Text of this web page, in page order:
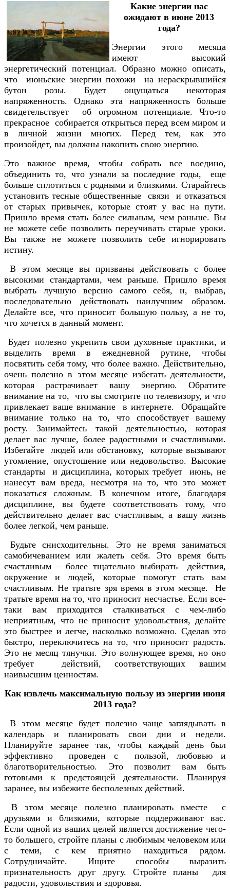
Какие энергии нас
ожидают в июне 2013
года?
Энергии этого месяца
имеют высокий
энергетический потенциал. Образно можно описать,
что июньские энергии похожи на нераскрывшийся
бутон розы. Будет ощущаться некоторая
напряженность. Однако эта напряженность больше
свидетельствует об огромном потенциале. Что-то
прекрасное собирается открыться перед всем миром и
в личной жизни многих. Перед тем, как это
произойдет, вы должны накопить свою энергию.
Это важное время, чтобы собрать все воедино,
объединить то, что узнали за последние годы, еще
больше сплотиться с родными и близкими. Старайтесь
установить тесные общественные связи и отказаться
от старых привычек, которые стоят у вас на пути.
Пришло время стать более сильным, чем раньше. Вы
не можете себе позволить переучивать старые уроки.
Вы также не можете позволить себе игнорировать
истину.
В этом месяце вы призваны действовать с более
высокими стандартами, чем раньше. Пришло время
выбрать лучшую версию самого себя, и, выбрав,
последовательно действовать наилучшим образом.
Делайте все, что приносит большую пользу, а не то,
что хочется в данный момент.
Будет полезно укрепить свои духовные практики, и
выделить время в ежедневной рутине, чтобы
посвятить себя тому, что более важно. Действительно,
очень полезно в этом месяце избегать деятельности,
которая растрачивает вашу энергию. Обратите
внимание на то, что вы смотрите по телевизору, и что
привлекает ваше внимание в интернете. Обращайте
внимание только на то, что способствует вашему
росту. Занимайтесь такой деятельностью, которая
делает вас лучше, более радостными и счастливыми.
Избегайте людей или обстановку, которые вызывают
утомление, опустошение или недовольство. Высокие
стандарты и дисциплина, которых требует июнь, не
нанесут вам вреда, несмотря на то, что это может
показаться сложным. В конечном итоге, благодаря
дисциплине, вы будете соответствовать тому, что
действительно делает вас счастливым, а вашу жизнь
более легкой, чем раньше.
Будьте снисходительны. Это не время заниматься
самобичеванием или жалеть себя. Это время быть
счастливым – более тщательно выбирать действия,
окружение и людей, которые помогут стать вам
счастливым. Не тратьте зря время в этом месяце. Не
тратьте время на то, что приносит несчастье. Если все-
таки вам приходится сталкиваться с чем-либо
неприятным, что не приносит удовольствия, делайте
это быстрее и легче, насколько возможно. Сделав это
быстро, переключитесь на то, что приносит радость.
Это не месяц тянучки. Это волнующее время, но оно
требует действий, соответствующих вашим
наивысшим ценностям.
Как извлечь максимальную пользу из энергии июня
2013 года?
В этом месяце будет полезно чаще заглядывать в
календарь и планировать свои дни и недели.
Планируйте заранее так, чтобы каждый день был
эффективно проведен с пользой, любовью и
благотворительностью. Это позволит вам быть
готовыми к предстоящей деятельности. Планируя
заранее, вы избежите бесполезных действий.
В этом месяце полезно планировать вместе с
друзьями и близкими, которые поддерживают вас.
Если одной из ваших целей является достижение чего-
то большего, стройте планы с любимым человеком или
с теми, с кем приятно находиться рядом.
Сотрудничайте. Ищите способы выразить
признательность друг другу. Стройте планы для
радости, удовольствия и здоровья.